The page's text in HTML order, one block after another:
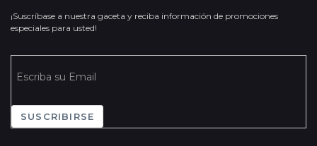
¡Suscríbase a nuestra gaceta y reciba información de promociones
especiales para usted!
SUSCRIBIRSE